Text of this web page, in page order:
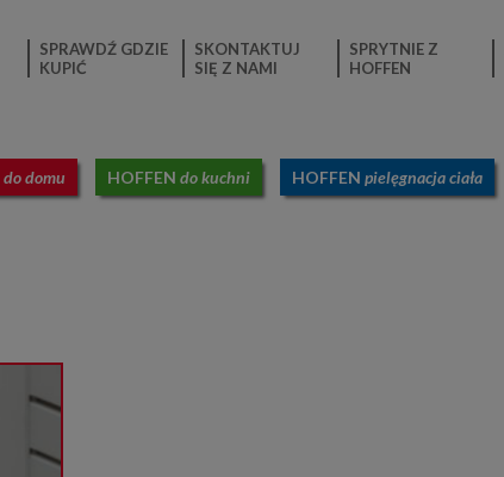
SPRAWDŹ GDZIE
KUPIĆ
SKONTAKTUJ
SIĘ Z NAMI
SPRYTNIE Z
HOFFEN
do domu HOFFEN do kuchni HOFFEN pielęgnacja ciała